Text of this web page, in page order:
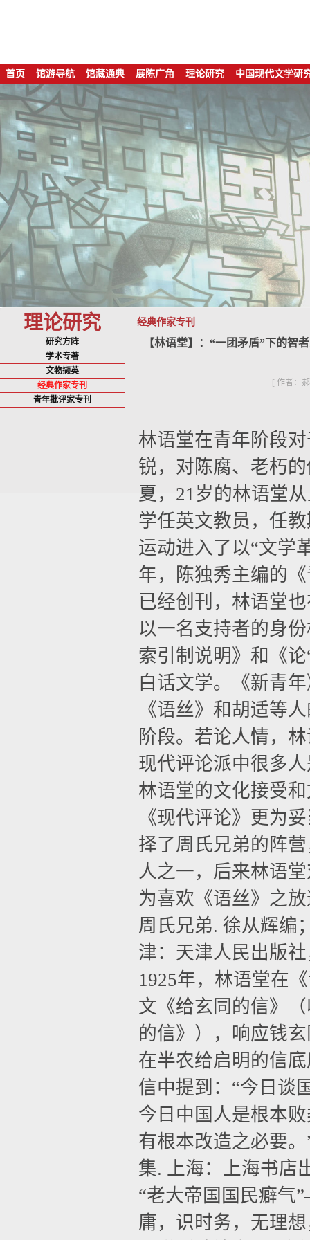
首页 馆游导航 馆藏通典 展陈广角 理论研究 中国现代文学研
理论研究 经典作家专刊
研究方阵
学术专著
文物撷英
经典作家专刊
青年批评家专刊
【林语堂】：“一团矛盾”下的
[ 作者：
林语堂在青年阶段
锐，对陈腐、老朽
夏， 21岁的林语堂
学任英文教员，任
运动进入了以“文学
年，陈独秀主编的
已经创刊，林语堂
以一名支持者的身
索引制说明》和《
白话文学。《新青
《语丝》和胡适等
阶段。若论人情，
现代评论派中很多
林语堂的文化接受
《现代评论》更为
择了周氏兄弟的阵
人之一，后来林语
为喜欢《语丝》之
周氏兄弟. 徐从辉编
津：天津人民出版
1925年，林语堂在
文《给玄同的信》
的信》），响应钱
在半农给启明的信
信中提到：“今日谈
今日中国人是根本
有根本改造之必要
集. 上海：上海书店
“老大帝国国民癖
庸，识时务，无理